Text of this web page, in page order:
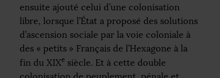
ensuite ajouté celui d’une colonisation
libre, lorsque l’État a proposé des solutions
d’ascension sociale par la voie coloniale à
des « petits » Français de l’Hexagone à la
fin du XIXe siècle. Et à cette double